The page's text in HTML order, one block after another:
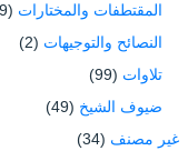
المقتطفات والمختارات (59)
النصائح والتوجيهات (2)
تلاوات (99)
ضيوف الشيخ (49)
غير مصنف (34)